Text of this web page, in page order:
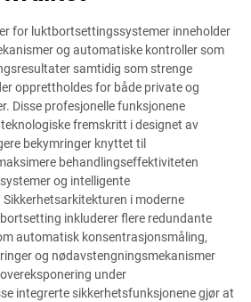
for luktbortsettingssystemer inneholder
og automatiske kontroller som
samtidig som strenge
opprettholdes for både private og
Disse profesjonelle funksjonene
fremskritt i designet av
bekymringer knyttet til
behandlingseffektiviteten
og intelligente
i moderne
inkluderer flere redundante
automatisk konsentrasjonsmåling,
og nødavstengningsmekanismer
under
integrerte sikkerhetsfunksjonene gjør at